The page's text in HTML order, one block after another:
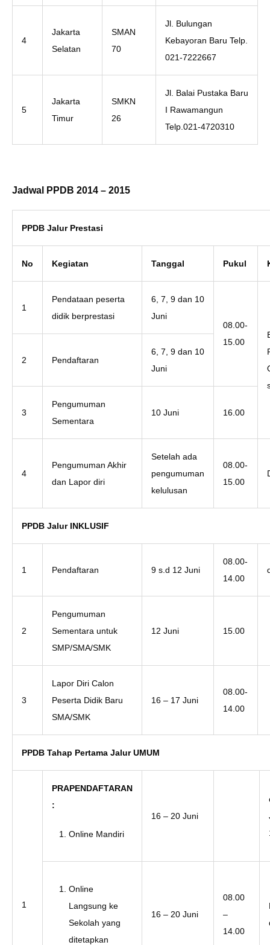
4
Jakarta
Selatan
SMAN
70
Jl. Bulungan
Kebayoran Baru Telp.
021-7222667
5
Jakarta
Timur
SMKN
26
Jl. Balai Pustaka Baru
I Rawamangun
Telp.021-4720310
Jadwal PPDB 2014 – 2015
PPDB Jalur Prestasi
No Kegiatan Tanggal Pukul
1
Pendataan peserta
didik berprestasi
6, 7, 9 dan 10
Juni
08.00-
15.00
2 Pendaftaran
6, 7, 9 dan 10
Juni
3
Pengumuman
Sementara
10 Juni 16.00
4
Pengumuman Akhir
dan Lapor diri
Setelah ada
pengumuman
kelulusan
08.00-
15.00
PPDB Jalur INKLUSIF
1 Pendaftaran 9 s.d 12 Juni
08.00-
14.00
2
Pengumuman
Sementara untuk
SMP/SMA/SMK
12 Juni 15.00
3
Lapor Diri Calon
Peserta Didik Baru
SMA/SMK
16 – 17 Juni
08.00-
14.00
PPDB Tahap Pertama Jalur UMUM
1
PRAPENDAFTARAN
:
Online Mandiri
16 – 20 Juni
Online
Langsung ke
Sekolah yang
ditetapkan
16 – 20 Juni
08.00
–
14.00